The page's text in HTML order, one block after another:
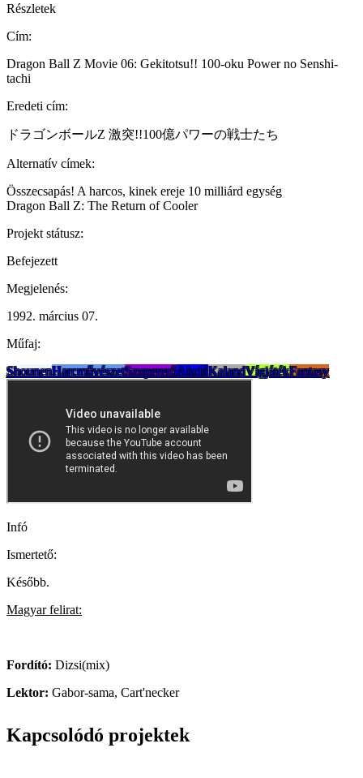
Részletek
Cím:
Dragon Ball Z Movie 06: Gekitotsu!! 100-oku Power no Senshi-
tachi
Eredeti cím:
ドラゴンボールZ 激突!!100億パワーの戦士たち
Alternatív címek:
Összecsapás! A harcos, kinek ereje 10 milliárd egység
Dragon Ball Z: The Return of Cooler
Projekt státusz:
Befejezett
Megjelenés:
1992. március 07.
Műfaj:
ShounenHarcművészetSzupererőAkcióKalandVígjátékFantasy
Infó
Ismertető:
Később.
Magyar felirat:
Fordító: Dizsi(mix)
Lektor: Gabor-sama, Cart'necker
Kapcsolódó projektek